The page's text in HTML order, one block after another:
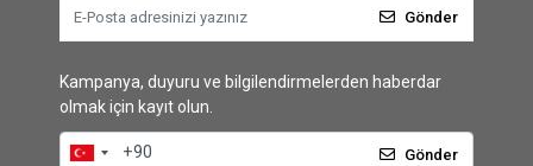
Gönder
Kampanya, duyuru ve bilgilendirmelerden haberdar
olmak için kayıt olun.
Gönder